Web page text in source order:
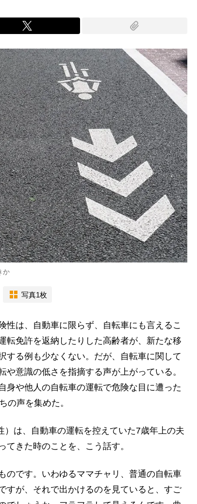
か
写真1枚
は、自動車に限らず、自転車にも言えるこ
転免許を返納したりした高齢者が、新たな移
する例も少なくない。だが、自転車に関して
や意識の低さを指摘する声が上がっている。
身や他人の自転車の運転で危険な目に遭った
の声を集めた。
は、自動車の運転を控えていた7歳年上の夫
きた時のことを、こう話す。
のです。いわゆるママチャリ、普通の自転車
すが、それで出かけるのを見ていると、すご